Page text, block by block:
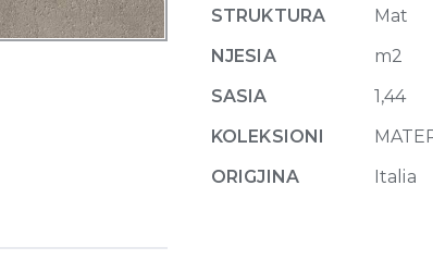
STRUKTURA
Mat
NJESIA
m2
SASIA
1,44
KOLEKSIONI
ORIGJINA
Italia